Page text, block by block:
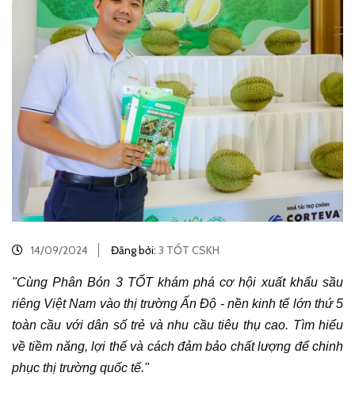
14/09/2024 Đăng bởi: 3 TỐT CSKH
"Cùng Phân Bón 3 TỐT khám phá cơ hội xuất khẩu sầu
riêng Việt Nam vào thị trường Ấn Độ - nền kinh tế lớn thứ 5
toàn cầu với dân số trẻ và nhu cầu tiêu thụ cao. Tìm hiểu
về tiềm năng, lợi thế và cách đảm bảo chất lượng để chinh
phục thị trường quốc tế."